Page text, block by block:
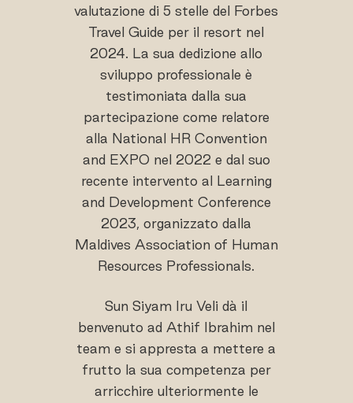
valutazione di 5 stelle del Forbes
Travel Guide per il resort nel
2024. La sua dedizione allo
sviluppo professionale è
testimoniata dalla sua
partecipazione come relatore
alla National HR Convention
and EXPO nel 2022 e dal suo
recente intervento al Learning
and Development Conference
2023, organizzato dalla
Maldives Association of Human
Resources Professionals.
Sun Siyam Iru Veli dà il
benvenuto ad Athif Ibrahim nel
team e si appresta a mettere a
frutto la sua competenza per
arricchire ulteriormente le